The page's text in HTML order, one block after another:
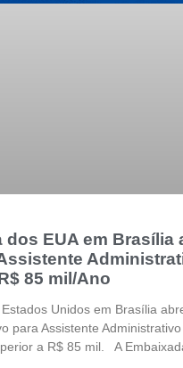
dos EUA em Brasília
85 mil/Ano
Unidos em Brasília
para Assistente
a R$ 85 mil. A